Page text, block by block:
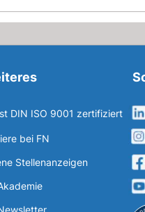
DIN ISO 9001 zertifiziert
bei FN
Stellenanzeigen